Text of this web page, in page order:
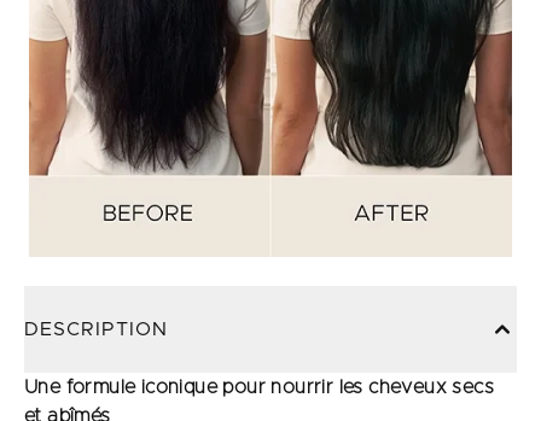
DESCRIPTION
Une formule iconique pour nourrir les cheveux secs
et abîmés